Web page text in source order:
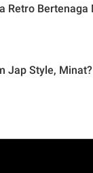
Retro Bertenaga
Jap Style, Minat?